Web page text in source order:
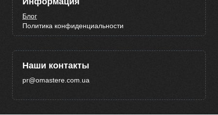
Блог
Политика конфиденциальности
Наши контакты
pr@omastere.com.ua